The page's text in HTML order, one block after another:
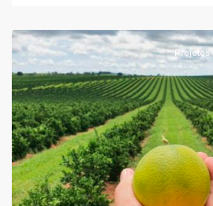
Projetos